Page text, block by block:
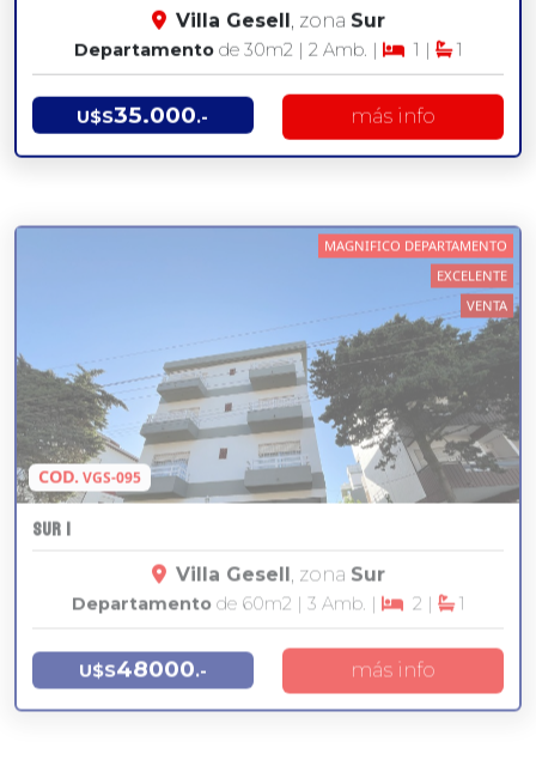
Villa Gesell , zona Sur
Departamentode 30m2 | 2 Amb. | 1 | 1
U$S35.000.- más info
COD. VGS-095
EXCELENTE
VENTA
SUR 1
U$S 48000 más info
RETASADO, OPORTUNIDAD